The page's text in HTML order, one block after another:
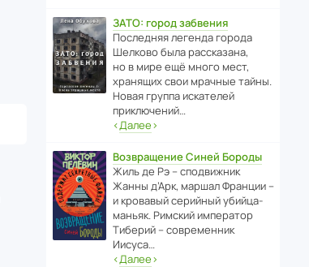
ЗАТО: город забвения
После­дняя легенда города
Шелково была расска­зана,
но в мире ещё много мест,
хранящих свои мрачные тайны.
Новая группа иска­телей
приключений…
‹Далее›
Возвращение Синей Бороды
Жиль де Рэ – спод­ви­жник
Жанны д’Арк, маршал Франции –
и кровавый серийный убийца-
маньяк. Римский импе­ратор
Тиберий – совре­менник
Иисуса…
‹Далее›